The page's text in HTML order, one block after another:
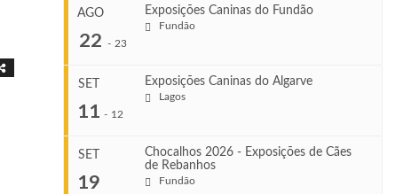
COMEÇA
Ago 8, 2026
TERMINA
Ago 8, 2026
Leça do Balio
AGO
22 - 23
Exposições Caninas do Fundão
Fundão
Ago 22, 2026
SET
11 - 12
Exposições Caninas do Algarve
Lagos
SET
19
Chocalhos 2026 - Exposições de Cães
de Rebanhos
Fundão